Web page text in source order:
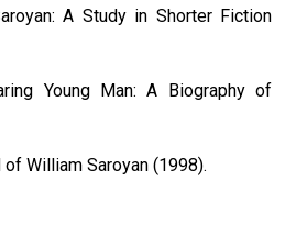
A Study in Shorter Fiction
Young Man: A Biography of
of William Saroyan (1998).